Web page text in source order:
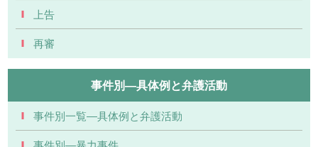
上告
再審
事件別―具体例と弁護活動
事件別一覧―具体例と弁護活動